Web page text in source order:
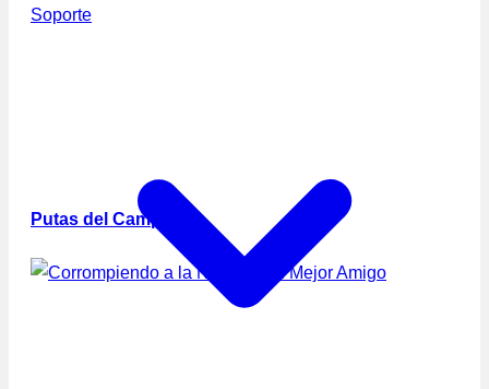
Soporte
Putas del Campo